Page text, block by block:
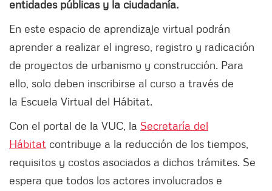
entidades públicas y la ciudadanía.
En este espacio de aprendizaje virtual podrán
aprender a realizar el ingreso, registro y radicación
de proyectos de urbanismo y construcción. Para
ello, solo deben inscribirse al curso a través de
la Escuela Virtual del Hábitat.
Con el portal de la VUC, la Secretaría del
Hábitat contribuye a la reducción de los tiempos,
requisitos y costos asociados a dichos trámites. Se
espera que todos los actores involucrados e